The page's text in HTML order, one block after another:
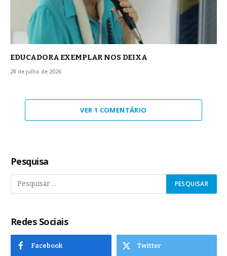
EDUCADORA EXEMPLAR NOS DEIXA
28 de julho de 2026
VER 1 COMENTÁRIO
Pesquisa
Redes Sociais
Facebook Twitter